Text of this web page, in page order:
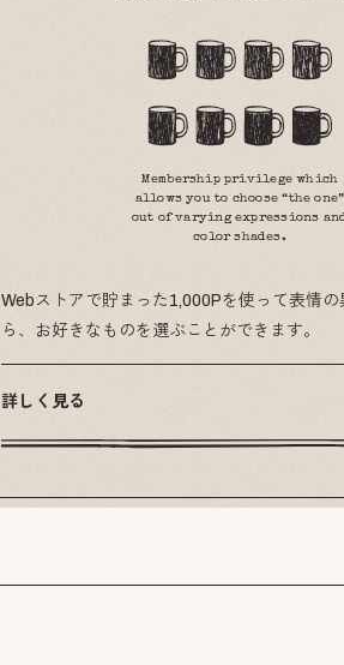
Membership privilege which
allows you to choose “the one”
out of varying expressions
color shades.
Webストアで貯まった1,000Pを使って表情
ら、お好きなものを選ぶことができます。
詳しく見る